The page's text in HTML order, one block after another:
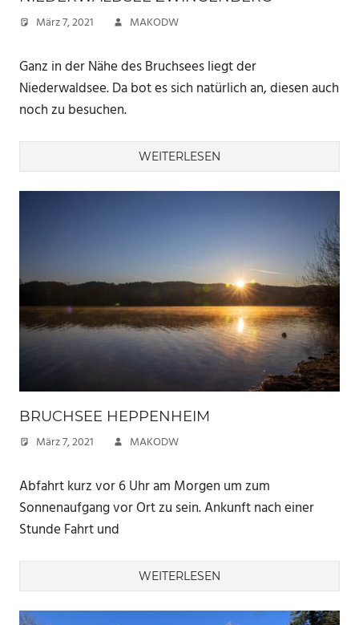
März 7, 2021 MAKODW
Ganz in der Nähe des Bruchsees liegt der
Niederwaldsee. Da bot es sich natürlich an, diesen auch
noch zu besuchen.
WEITERLESEN
BRUCHSEE HEPPENHEIM
März 7, 2021 MAKODW
Abfahrt kurz vor 6 Uhr am Morgen um zum
Sonnenaufgang vor Ort zu sein. Ankunft nach einer
Stunde Fahrt und
WEITERLESEN